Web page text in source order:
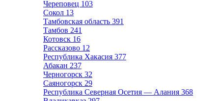
Череповец 103
Сокол 13
Тамбовская область 391
Тамбов 241
Котовск 16
Рассказово 12
Республика Хакасия 377
Абакан 237
Черногорск 32
Саяногорск 29
Республика Северная Осетия — Алания 368